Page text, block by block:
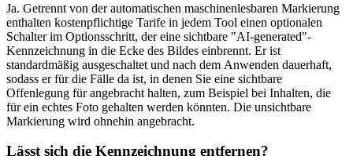
Ja. Getrennt von der automatischen maschinenlesbaren Markierung
enthalten kostenpflichtige Tarife in jedem Tool einen optionalen
Schalter im Optionsschritt, der eine sichtbare "AI-generated"-
Kennzeichnung in die Ecke des Bildes einbrennt. Er ist
standardmäßig ausgeschaltet und nach dem Anwenden dauerhaft,
sodass er für die Fälle da ist, in denen Sie eine sichtbare
Offenlegung für angebracht halten, zum Beispiel bei Inhalten, die
für ein echtes Foto gehalten werden könnten. Die unsichtbare
Markierung wird ohnehin angebracht.
Lässt sich die Kennzeichnung entfernen?